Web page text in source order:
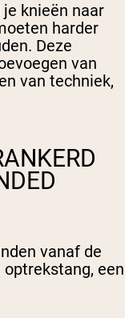
knieën naar
harder
Deze
van
van techniek,
vanaf de
een